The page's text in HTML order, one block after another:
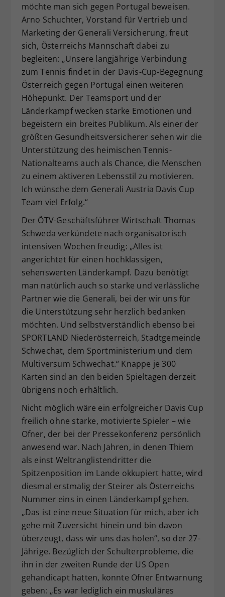
möchte man sich gegen Portugal beweisen.
Arno Schuchter, Vorstand für Vertrieb und
Marketing der Generali Versicherung, freut
sich, Österreichs Mannschaft dabei zu
begleiten: „Unsere langjährige Verbindung
zum Tennis findet in der Davis-Cup-Begegnung
Österreich gegen Portugal einen weiteren
Höhepunkt. Der Teamsport und der
Länderkampf wecken starke Emotionen und
begeistern ein breites Publikum. Als einer der
größten Gesundheitsversicherer sehen wir die
Unterstützung des heimischen Tennis-
Nationalteams auch als Chance, die Menschen
zu einem aktiveren Lebensstil zu motivieren.
Ich wünsche dem Generali Austria Davis Cup
Team viel Erfolg.“
Der ÖTV-Geschäftsführer Wirtschaft Thomas
Schweda verkündete nach organisatorisch
intensiven Wochen freudig: „Alles ist
angerichtet für einen hochklassigen,
sehenswerten Länderkampf. Dazu benötigt
man natürlich auch so starke und verlässliche
Partner wie die Generali, bei der wir uns für
die Unterstützung sehr herzlich bedanken
möchten. Und selbstverständlich ebenso bei
SPORTLAND Niederösterreich, Stadtgemeinde
Schwechat, dem Sportministerium und dem
Multiversum Schwechat.“ Knappe je 300
Karten sind an den beiden Spieltagen derzeit
übrigens noch erhältlich.
Nicht möglich wäre ein erfolgreicher Davis Cup
freilich ohne starke, motivierte Spieler – wie
Ofner, der bei der Pressekonferenz persönlich
anwesend war. Nach Jahren, in denen Thiem
als einst Weltranglistendritter die
Spitzenposition im Lande okkupiert hatte, wird
diesmal erstmalig der Steirer als Österreichs
Nummer eins in einen Länderkampf gehen.
„Das ist eine neue Situation für mich, aber ich
gehe mit Zuversicht hinein und bin davon
überzeugt, dass wir uns das holen“, so der 27-
Jährige. Bezüglich der Schulterprobleme, die
ihn in der zweiten Runde der US Open
gehandicapt hatten, konnte Ofner Entwarnung
geben: „Es war lediglich ein muskuläres